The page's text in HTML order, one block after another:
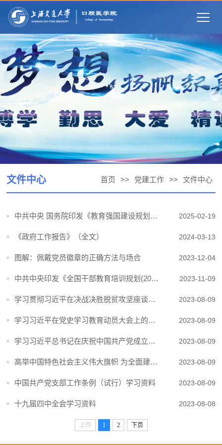
文件中心 首页 >> 党建工作 >> 文件中心
中共中央 国务院印发《教育强国建设规划纲要（2024－2035年）》 2025-02-19
《政府工作报告》（全文） 2024-03-13
图解：佩戴党员徽章的正确方法与场合 2023-12-04
中共中央印发《全国干部教育培训规划(2023-2027年)》 2023-11-09
学习贯彻习近平在决战决胜脱贫攻坚座谈会上的重要讲话精神 2023-08-09
学习习近平在党史学习教育动员大会上的讲话 2023-08-09
学习习近平总书记在庆祝中国共产党成立100周年大会上的重要讲话 2023-08-09
高举中国特色社会主义伟大旗帜 为全面建设社会主义现代化国家而团结奋斗 ——在中国共产党第二十次全国代表大会上的报告 2023-08-09
中国共产党支部工作条例（试行）学习资料 2023-08-09
十九届四中全会学习资料 2023-08-08
上页 1 2 下页